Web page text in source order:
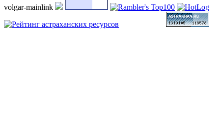
volgar-mainlink